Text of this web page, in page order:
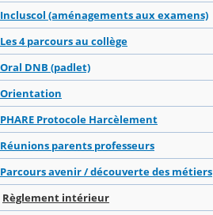
Incluscol (aménagements aux examens)
Les 4 parcours au collège
Oral DNB (padlet)
Orientation
PHARE Protocole Harcèlement
Réunions parents professeurs
Parcours avenir / découverte des métiers
Règlement intérieur